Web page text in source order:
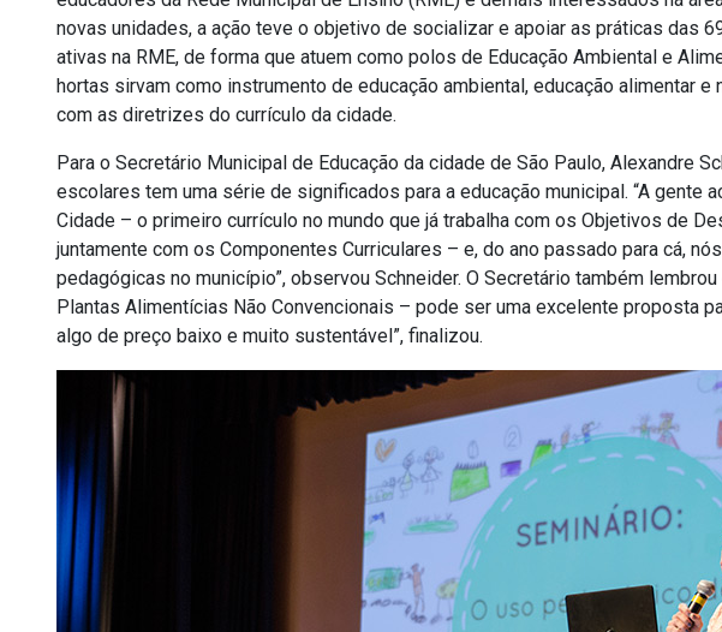
novas unidades, a ação teve o objetivo de socializar e apoiar as práticas das
ativas na RME, de forma que atuem como polos de Educação Ambiental e
hortas sirvam como instrumento de educação ambiental, educação alimentar e
com as diretrizes do currículo da cidade.
Para o Secretário Municipal de Educação da cidade de São Paulo, Alexandre
escolares tem uma série de significados para a educação municipal. “A gente
Cidade – o primeiro currículo no mundo que já trabalha com os Objetivos de
juntamente com os Componentes Curriculares – e, do ano passado para cá,
pedagógicas no município”, observou Schneider. O Secretário também
Plantas Alimentícias Não Convencionais – pode ser uma excelente proposta
algo de preço baixo e muito sustentável”, finalizou.